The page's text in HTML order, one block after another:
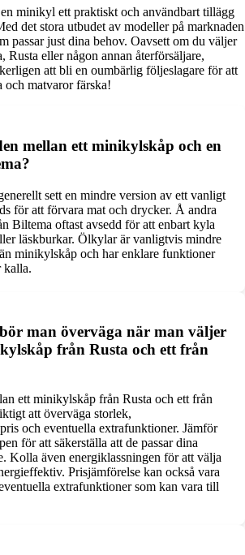
minikyl ett praktiskt och användbart tillägg
det stora utbudet av modeller på marknaden
passar just dina behov. Oavsett om du väljer
eller någon annan återförsäljare,
att bli en oumbärlig följeslagare för att
och matvaror färska!
mellan ett minikylskåp och en
sett en mindre version av ett vanligt
för att förvara mat och drycker. Å andra
Biltema oftast avsedd för att enbart kyla
läskburkar. Ölkylar är vanligtvis mindre
minikylskåp och har enklare funktioner
kalla.
man överväga när man väljer
från Rusta och ett från
ett minikylskåp från Rusta och ett från
att överväga storlek,
och eventuella extrafunktioner. Jämför
för att säkerställa att de passar dina
Kolla även energiklassningen för att välja
Prisjämförelse kan också vara
extrafunktioner som kan vara till